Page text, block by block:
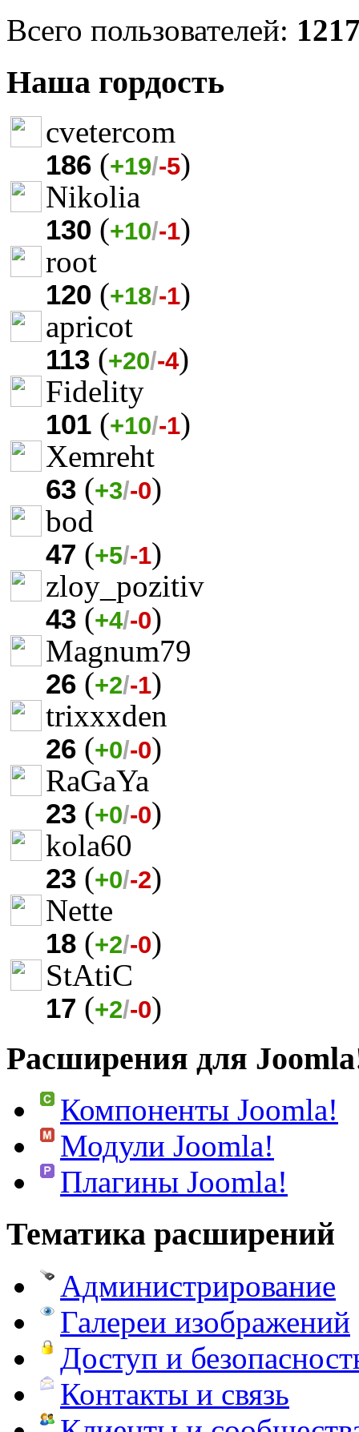
Всего пользователей:
Наша гордость
cvetercom
186 (+19/-5)
Nikolia
130 (+10/-1)
root
120 (+18/-1)
apricot
113 (+20/-4)
Fidelity
101 (+10/-1)
Xemreht
63 (+3/-0)
bod
47 (+5/-1)
zloy_pozitiv
43 (+4/-0)
Magnum79
26 (+2/-1)
trixxxden
26 (+0/-0)
RaGaYa
23 (+0/-0)
kola60
23 (+0/-2)
Nette
18 (+2/-0)
StAtiC
17 (+2/-0)
Расширения для
Компоненты Joomla!
Модули Joomla!
Плагины Joomla!
Тематика расширений
Администрирование
Галереи изображений
Доступ и
Контакты и связь